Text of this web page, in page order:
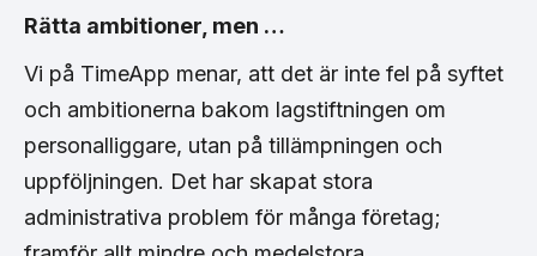
Rätta ambitioner, men …
Vi på TimeApp menar, att det är inte fel på syftet
och ambitionerna bakom lagstiftningen om
personalliggare, utan på tillämpningen och
uppföljningen. Det har skapat stora
administrativa problem för många företag;